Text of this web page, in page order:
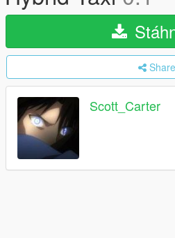
Share
Scott_Carter